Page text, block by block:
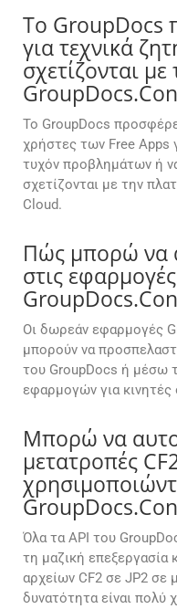
Το GroupDocs
για τεχνικά
σχετίζονται
Το GroupDocs
χρήστες των Free Apps
τυχόν προβλημάτων ή
σχετίζονται με την
Cloud.
Πώς μπορώ να
στις εφαρμογές
Οι δωρεάν εφαρμογές
μπορούν να
του GroupDocs ή μέσω
εφαρμογών για κινητές
Μπορώ να
μετατροπές
Όλα τα API του
τη μαζική
αρχείων CF2 σε JP2 σε
δυνατότητα είναι πολύ